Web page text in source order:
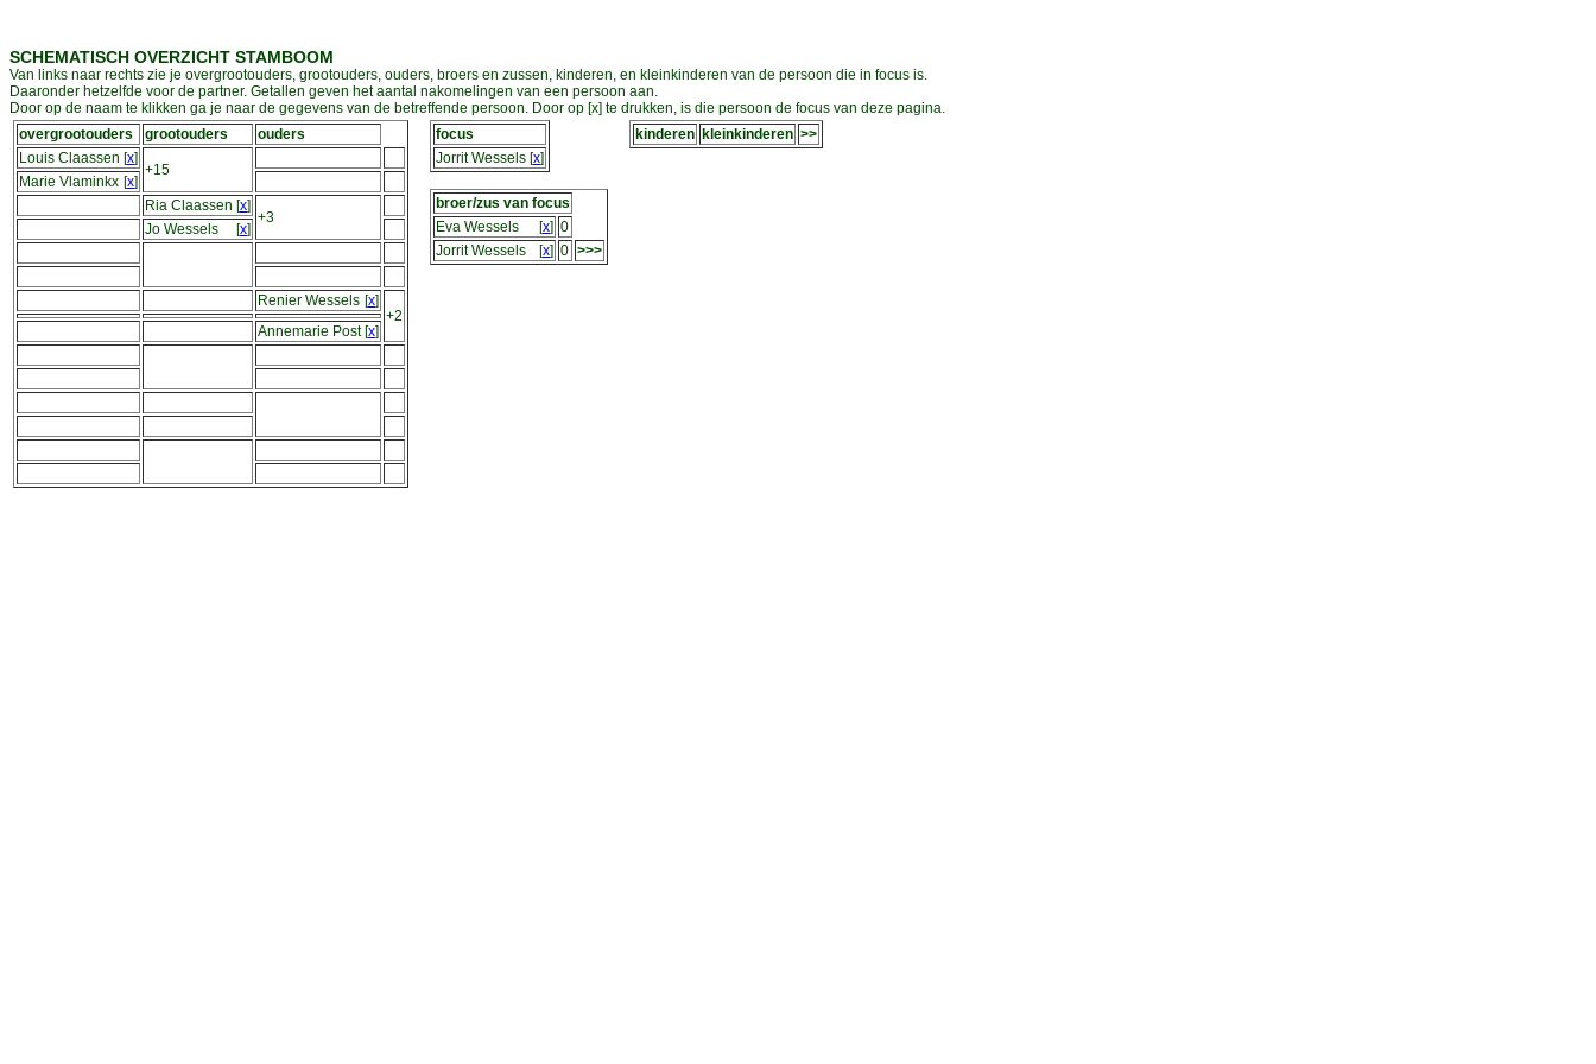
SCHEMATISCH OVERZICHT STAMBOOM
Van links naar rechts zie je overgrootouders, grootouders, ouders, broers en zussen, kinderen, en kleinkinderen van de persoon die in focus is.
Daaronder hetzelfde voor de partner. Getallen geven het aantal nakomelingen van een persoon aan.
Door op de naam te klikken ga je naar de gegevens van de betreffende persoon. Door op [x] te drukken, is die persoon de focus van deze pagina.
overgrootouders
grootouders
ouders
Louis Claassen [x]
+15
Marie Vlaminkx [x]
Ria Claassen [x]
+3
Jo Wessels [x]
Renier Wessels [x]
+2
Annemarie Post[x]
focus
Jorrit Wessels [x]
broer/zus van focus
Eva Wessels
[x] 0
Jorrit Wessels
[x] 0 >>>
kinderen kleinkinderen >>